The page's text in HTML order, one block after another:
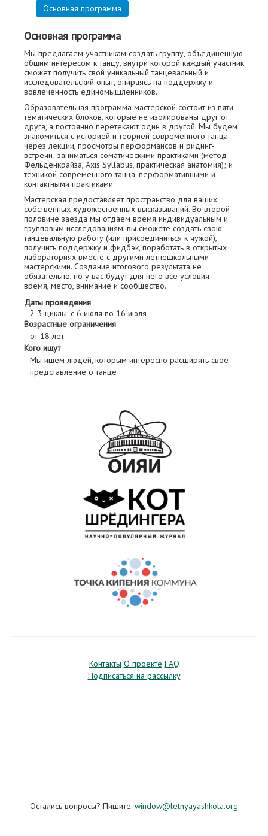
Основная программа
Основная программа
Мы предлагаем участникам создать группу, объединенную
общим интересом к танцу, внутри которой каждый участник
сможет получить свой уникальный танцевальный и
исследовательский опыт, опираясь на поддержку и
вовлеченность единомышленников.
Образовательная программа мастерской состоит из пяти
тематических блоков, которые не изолированы друг от
друга, а постоянно перетекают один в другой. Мы будем
знакомиться с историей и теорией современного танца
через лекции, просмотры перформансов и ридинг-
встречи; заниматься соматическими практиками (метод
Фельденкрайза, Axis Syllabus, практическая анатомия); и
техникой современного танца, перформативными и
контактными практиками.
Мастерская предоставляет пространство для ваших
собственных художественных высказываний. Во второй
половине заезда мы отдаём время индивидуальным и
групповым исследованиям: вы сможете создать свою
танцевальную работу (или присоединиться к чужой),
получить поддержку и фидбэк, поработать в открытых
лабораториях вместе с другими летнешкольными
мастерскими. Создание итогового результата не
обязательно, но у вас будут для него все условия —
время, место, внимание и сообщество.
Даты проведения
2-3 циклы: с 6 июля по 16 июля
Возрастные ограничения
от 18 лет
Кого ищут
Мы ищем людей, которым интересно расширять свое
представление о танце
Контакты О проекте FAQ
Подписаться на рассылку
Остались вопросы? Пишите: window@letnyayashkola.org